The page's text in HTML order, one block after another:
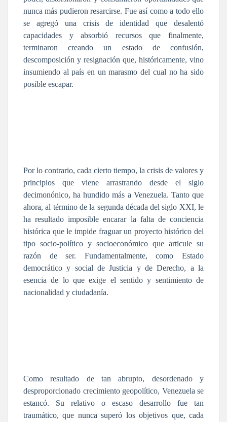
nunca más pudieron resarcirse. Fue así como a todo ello
se agregó una crisis de identidad que desalentó
capacidades y absorbió recursos que finalmente,
terminaron creando un estado de confusión,
descomposición y resignación que, históricamente, vino
insumiendo al país en un marasmo del cual no ha sido
posible escapar.
Por lo contrario, cada cierto tiempo, la crisis de valores y
principios que viene arrastrando desde el siglo
decimonónico, ha hundido más a Venezuela. Tanto que
ahora, al término de la segunda década del siglo XXI, le
ha resultado imposible encarar la falta de conciencia
histórica que le impide fraguar un proyecto histórico del
tipo socio-político y socioeconómico que articule su
razón de ser. Fundamentalmente, como Estado
democrático y social de Justicia y de Derecho, a la
esencia de lo que exige el sentido y sentimiento de
nacionalidad y ciudadanía.
Como resultado de tan abrupto, desordenado y
desproporcionado crecimiento geopolítico, Venezuela se
estancó. Su relativo o escaso desarrollo fue tan
traumático, que nunca superó los objetivos que, cada